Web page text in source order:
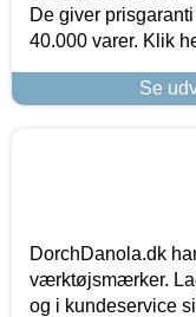
De giver
40.000 varer. Klik
Se
DorchDanola.dk
værktøjsmærker.
og i kundeservice